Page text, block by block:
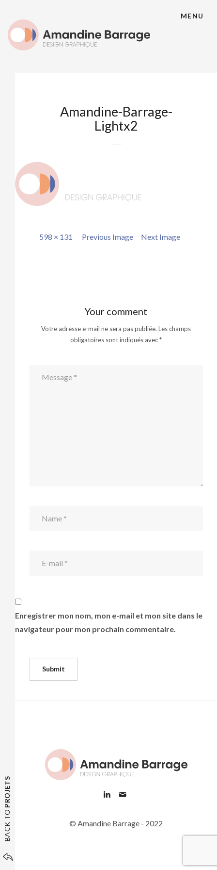
BACK TO
PROJETS
MENU
Amandine-Barrage-
Lightx2
Full
598 × 131 Previous Image Next Image
Your comment
Votre adresse e-mail ne sera pas publiée. Les champs
obligatoires sont indiqués avec*
Enregistrer mon nom, mon e-mail et mon site dans le
navigateur pour mon prochain commentaire.
© Amandine Barrage - 2022